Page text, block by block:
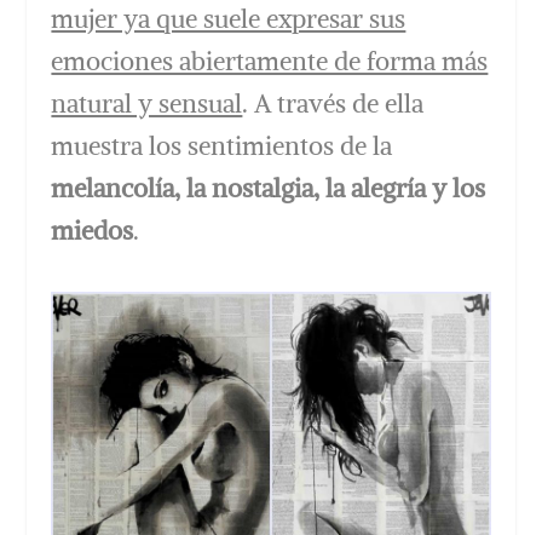
mujer ya que suele expresar sus
emociones abiertamente de forma más
natural y sensual. A través de ella
muestra los sentimientos de la
melancolía, la nostalgia, la alegría y los
miedos.